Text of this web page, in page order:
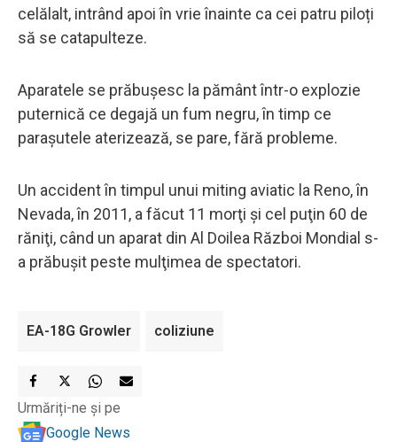
celălalt, intrând apoi în vrie înainte ca cei patru piloți
să se catapulteze.
Aparatele se prăbuşesc la pământ într-o explozie
puternică ce degajă un fum negru, în timp ce
paraşutele aterizează, se pare, fără probleme.
Un accident în timpul unui miting aviatic la Reno, în
Nevada, în 2011, a făcut 11 morţi şi cel puţin 60 de
răniţi, când un aparat din Al Doilea Război Mondial s-
a prăbuşit peste mulţimea de spectatori.
EA-18G Growler coliziune
Urmăriți-ne și pe
Google News